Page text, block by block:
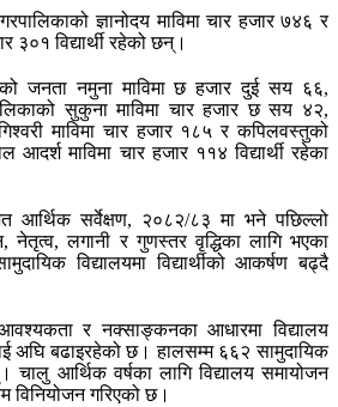
ज्ञानोदय माविमा चार हजार ७४६ र
३०१ विद्यार्थी रहेको छन्।
जनता नमुना माविमा छ हजार दुई सय ६६,
सुकुना माविमा चार हजार छ सय ४२,
माविमा चार हजार १८५ र कपिलवस्तुको
आदर्श माविमा चार हजार ११४ विद्यार्थी रहेका
आर्थिक सर्वेक्षण, २०८२/८३ मा भने पछिल्लो
नेतृत्व, लगानी र गुणस्तर वृद्धिका लागि भएका
विद्यालयमा विद्यार्थीको आकर्षण बढ्दै
र नक्साङ्कनका आधारमा विद्यालय
अघि बढाइरहेको छ। हालसम्म ६६२ सामुदायिक
चालु आर्थिक वर्षका लागि विद्यालय समायोजन
विनियोजन गरिएको छ।